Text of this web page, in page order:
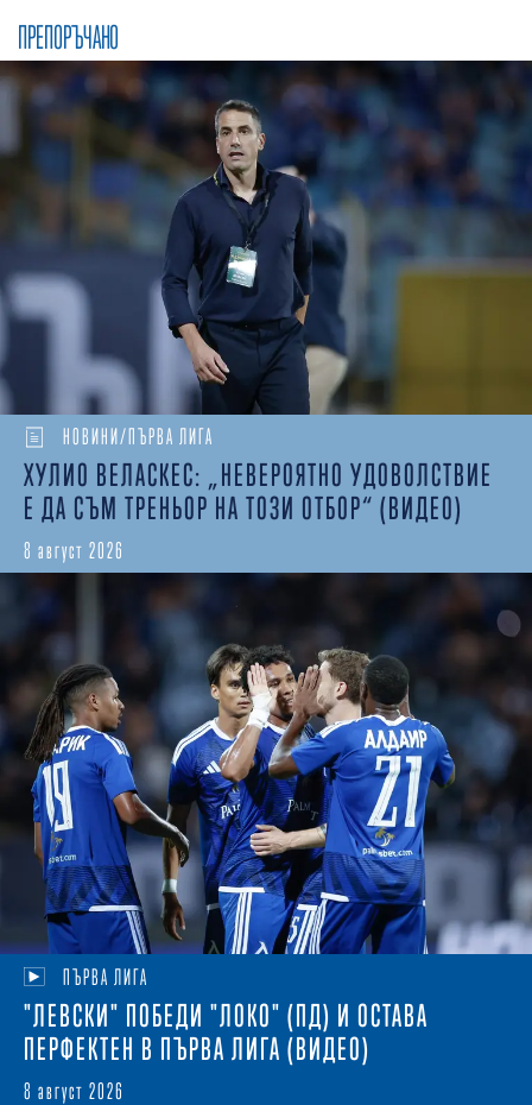
ПРЕПОРЪЧАНО
НОВИНИ/ПЪРВА ЛИГА
ХУЛИО ВЕЛАСКЕС: „НЕВЕРОЯТНО УДОВОЛСТВИЕ
Е ДА СЪМ ТРЕНЬОР НА ТОЗИ ОТБОР“ (ВИДЕО)
8 август 2026
ПЪРВА ЛИГА
"ЛЕВСКИ" ПОБЕДИ "ЛОКО" (ПД) И ОСТАВА
ПЕРФЕКТЕН В ПЪРВА ЛИГА (ВИДЕО)
8 август 2026